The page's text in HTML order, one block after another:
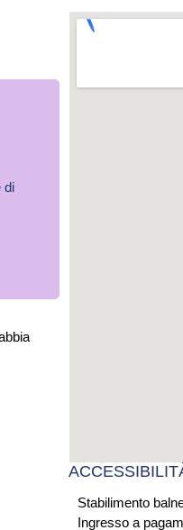
di
Stabilimento
Ingresso a